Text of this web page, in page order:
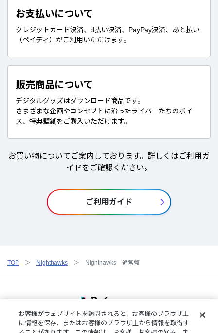
お支払いについて
クレジットカード決済、d払い決済、PayPay決済、あと払い
（ペイディ）がご利用いただけます。
販売商品について
デジタルグッズはダウンロード商品です。
さまざまな企画やコンセプトに沿ったライバーたちのボイ
ス、特典壁紙をご購入いただけます。
お買い物についてご案内しております。詳しくはご利用ガ
イドをご確認ください。
ご利用ガイド
TOP Nighthawks Nighthawks 通常盤
お客様がウェブサイトを訪問されると、お客様のブラウザ上
に情報を保存、またはお客様のブラウザ上から情報を取得す